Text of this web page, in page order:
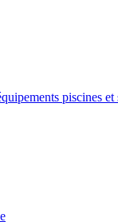
piscines et